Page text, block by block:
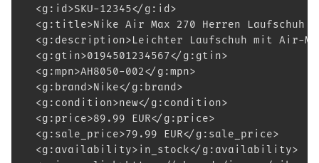
<g:id>SKU-12345</g:id>
<g:title>Nike Air Max 270 Herren Laufschuh
<g:description>Leichter Laufschuh mit Air-
<g:gtin>0194501234567</g:gtin>
<g:mpn>AH8050-002</g:mpn>
<g:brand>Nike</g:brand>
<g:condition>new</g:condition>
<g:price>89.99 EUR</g:price>
<g:sale_price>79.99 EUR</g:sale_price>
<g:availability>in_stock</g:availability>